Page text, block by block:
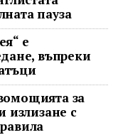
пауза
е
въпреки
за
излизане с